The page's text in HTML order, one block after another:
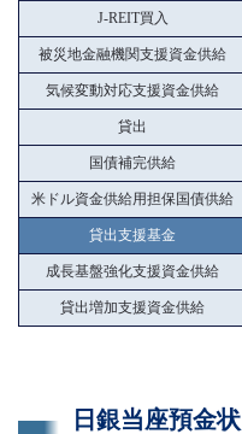
J-REIT買入
被災地金融機関支援資金供給
気候変動対応支援資金供給
貸出
国債補完供給
米ドル資金供給用担保国債供給
貸出支援基金
成長基盤強化支援資金供給
貸出増加支援資金供給
日銀当座預金状